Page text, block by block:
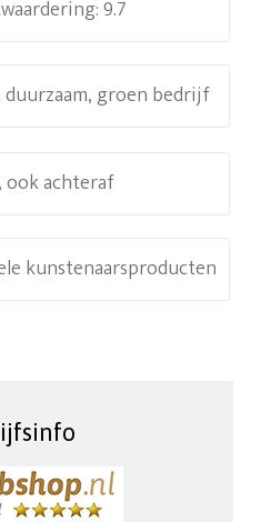
9.7
groen bedrijf
ook achteraf
kunstenaarsproducten